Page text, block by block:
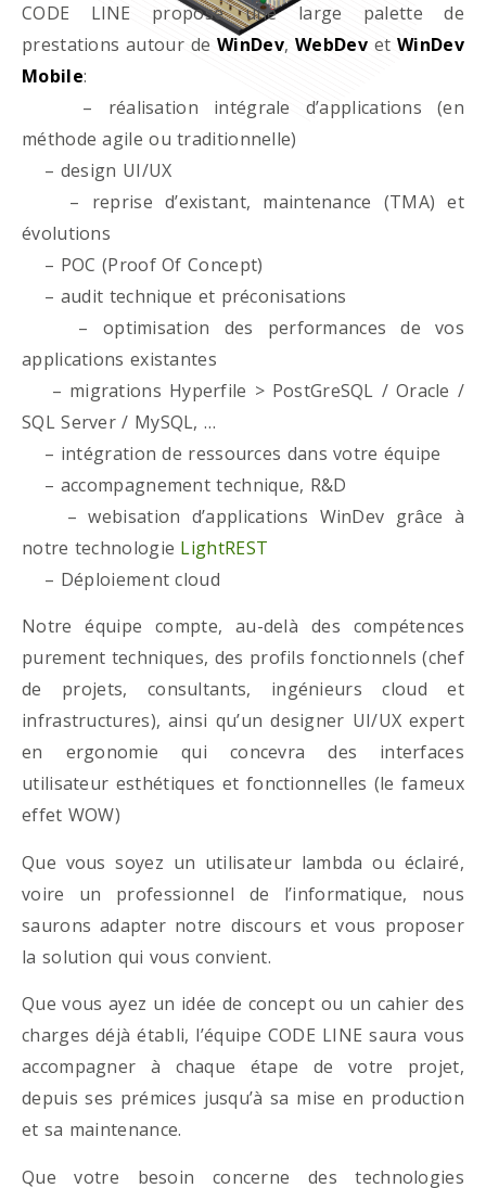
CODE LINE propose une large palette de
prestations autour deWinDev,WebDevet WinDev
Mobile:
– réalisation intégrale d’applications (en
méthode agile ou traditionnelle)
– design UI/UX
– reprise d’existant, maintenance (TMA) et
évolutions
– POC (Proof Of Concept)
– audit technique et préconisations
– optimisation des performances de vos
applications existantes
– migrations Hyperfile > PostGreSQL / Oracle /
SQL Server / MySQL, …
– intégration de ressources dans votre équipe
– accompagnement technique, R&D
– webisation d’applications WinDev grâce à
notre technologie LightREST
– Déploiement cloud
Notre équipe compte, au-delà des compétences
purement techniques, des profils fonctionnels (chef
de projets, consultants, ingénieurs cloud et
infrastructures), ainsi qu’un designer UI/UX expert
en ergonomie qui concevra des interfaces
utilisateur esthétiques et fonctionnelles (le fameux
effet WOW)
Que vous soyez un utilisateur lambda ou éclairé,
voire un professionnel de l’informatique, nous
saurons adapter notre discours et vous proposer
la solution qui vous convient.
Que vous ayez un idée de concept ou un cahier des
charges déjà établi, l’équipe CODE LINE saura vous
accompagner à chaque étape de votre projet,
depuis ses prémices jusqu’à sa mise en production
et sa maintenance.
Que votre besoin concerne des technologies